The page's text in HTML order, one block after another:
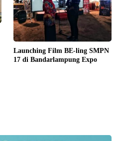
Launching Film BE-ling SMPN
17 di Bandarlampung Expo